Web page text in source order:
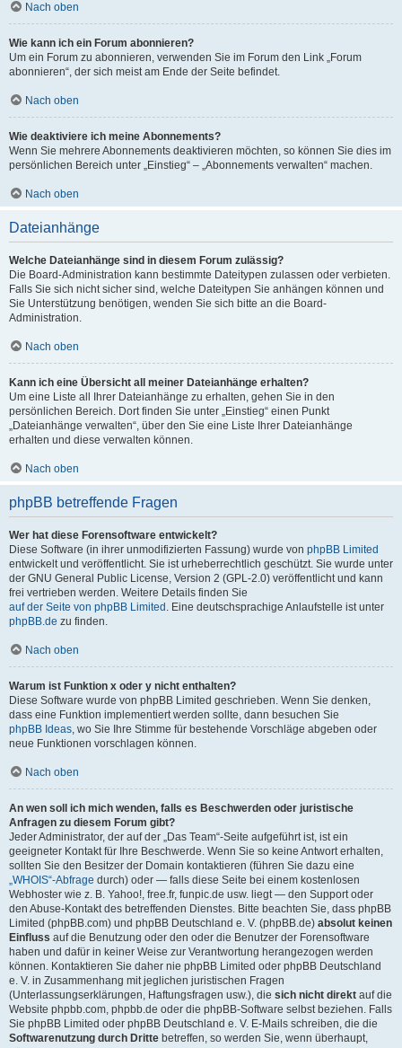
Nach oben
Wie kann ich ein Forum abonnieren?
Um ein Forum zu abonnieren, verwenden Sie im Forum den Link „Forum
abonnieren“, der sich meist am Ende der Seite befindet.
Nach oben
Wie deaktiviere ich meine Abonnements?
Wenn Sie mehrere Abonnements deaktivieren möchten, so können Sie dies im
persönlichen Bereich unter „Einstieg“ – „Abonnements verwalten“ machen.
Nach oben
Dateianhänge
Welche Dateianhänge sind in diesem Forum zulässig?
Die Board-Administration kann bestimmte Dateitypen zulassen oder verbieten.
Falls Sie sich nicht sicher sind, welche Dateitypen Sie anhängen können und
Sie Unterstützung benötigen, wenden Sie sich bitte an die Board-
Administration.
Nach oben
Kann ich eine Übersicht all meiner Dateianhänge erhalten?
Um eine Liste all Ihrer Dateianhänge zu erhalten, gehen Sie in den
persönlichen Bereich. Dort finden Sie unter „Einstieg“ einen Punkt
„Dateianhänge verwalten“, über den Sie eine Liste Ihrer Dateianhänge
erhalten und diese verwalten können.
Nach oben
phpBB betreffende Fragen
Wer hat diese Forensoftware entwickelt?
Diese Software (in ihrer unmodifizierten Fassung) wurde von phpBB Limited
entwickelt und veröffentlicht. Sie ist urheberrechtlich geschützt. Sie wurde unter
der GNU General Public License, Version 2 (GPL-2.0) veröffentlicht und kann
frei vertrieben werden. Weitere Details finden Sie
auf der Seite von phpBB Limited . Eine deutschsprachige Anlaufstelle ist unter
phpBB.de zu finden.
Nach oben
Warum ist Funktion x oder y nicht enthalten?
Diese Software wurde von phpBB Limited geschrieben. Wenn Sie denken,
dass eine Funktion implementiert werden sollte, dann besuchen Sie
phpBB Ideas, wo Sie Ihre Stimme für bestehende Vorschläge abgeben oder
neue Funktionen vorschlagen können.
Nach oben
An wen soll ich mich wenden, falls es Beschwerden oder juristische
Anfragen zu diesem Forum gibt?
Jeder Administrator, der auf der „Das Team“-Seite aufgeführt ist, ist ein
geeigneter Kontakt für Ihre Beschwerde. Wenn Sie so keine Antwort erhalten,
sollten Sie den Besitzer der Domain kontaktieren (führen Sie dazu eine
„WHOIS“-Abfrage durch) oder — falls diese Seite bei einem kostenlosen
Webhoster wie z. B. Yahoo!, free.fr, funpic.de usw. liegt — den Support oder
den Abuse-Kontakt des betreffenden Dienstes. Bitte beachten Sie, dass phpBB
Limited (phpBB.com) und phpBB Deutschland e. V. (phpBB.de) absolut keinen
Einfluss auf die Benutzung oder den oder die Benutzer der Forensoftware
haben und dafür in keiner Weise zur Verantwortung herangezogen werden
können. Kontaktieren Sie daher nie phpBB Limited oder phpBB Deutschland
e. V. in Zusammenhang mit jeglichen juristischen Fragen
(Unterlassungserklärungen, Haftungsfragen usw.), die sich nicht direkt auf die
Website phpbb.com, phpbb.de oder die phpBB-Software selbst beziehen. Falls
Sie phpBB Limited oder phpBB Deutschland e. V. E-Mails schreiben, die die
Softwarenutzung durch Dritte betreffen, so werden Sie, wenn überhaupt,